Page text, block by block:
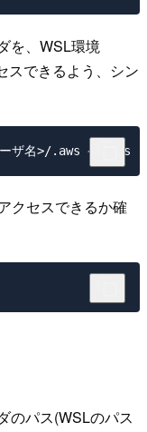
を、WSL環境
スできるよう、シン
クセスできるか確
のパス(WSLのパス